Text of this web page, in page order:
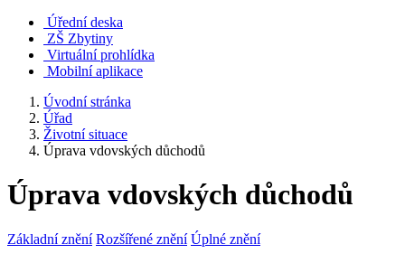
Úřední deska
ZŠ Zbytiny
Virtuální prohlídka
Mobilní aplikace
Úvodní stránka
Úřad
Životní situace
Úprava vdovských důchodů
Úprava vdovských důchodů
Základní znění Rozšířené znění Úplné znění